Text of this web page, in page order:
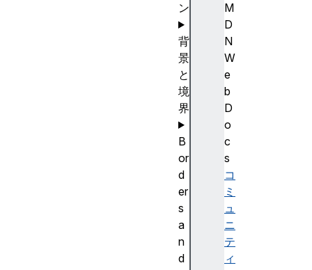
M
D
N
W
e
b
D
o
c
s
コ
ミ
ュ
ニ
テ
ィ
ン
背
景
と
境
界
B
or
d
er
s
a
n
d